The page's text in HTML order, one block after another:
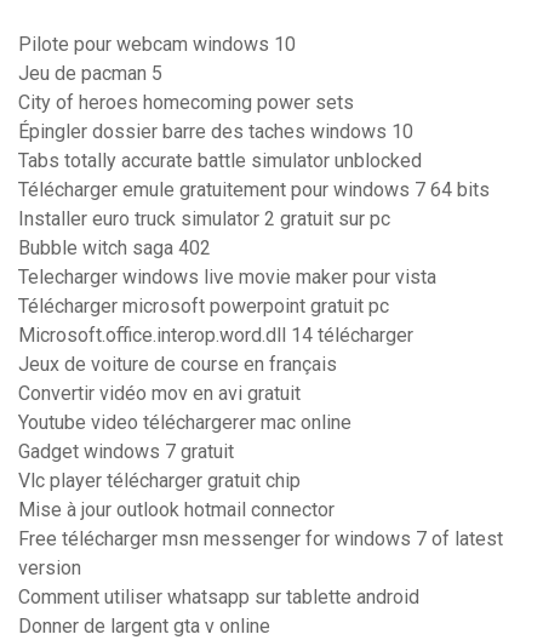
Pilote pour webcam windows 10
Jeu de pacman 5
City of heroes homecoming power sets
Épingler dossier barre des taches windows 10
Tabs totally accurate battle simulator unblocked
Télécharger emule gratuitement pour windows 7 64 bits
Installer euro truck simulator 2 gratuit sur pc
Bubble witch saga 402
Telecharger windows live movie maker pour vista
Télécharger microsoft powerpoint gratuit pc
Microsoft.office.interop.word.dll 14 télécharger
Jeux de voiture de course en français
Convertir vidéo mov en avi gratuit
Youtube video téléchargerer mac online
Gadget windows 7 gratuit
Vlc player télécharger gratuit chip
Mise à jour outlook hotmail connector
Free télécharger msn messenger for windows 7 of latest
version
Comment utiliser whatsapp sur tablette android
Donner de largent gta v online